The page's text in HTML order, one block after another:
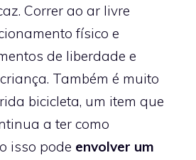
Correr ao ar livre
físico e
de liberdade e
Também é muito
bicicleta, um item que
a ter como
isso pode envolver um